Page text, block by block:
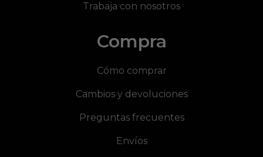
Trabaja con nosotros
Compra
Cómo comprar
Cambios y devoluciones
Preguntas frecuentes
Envíos